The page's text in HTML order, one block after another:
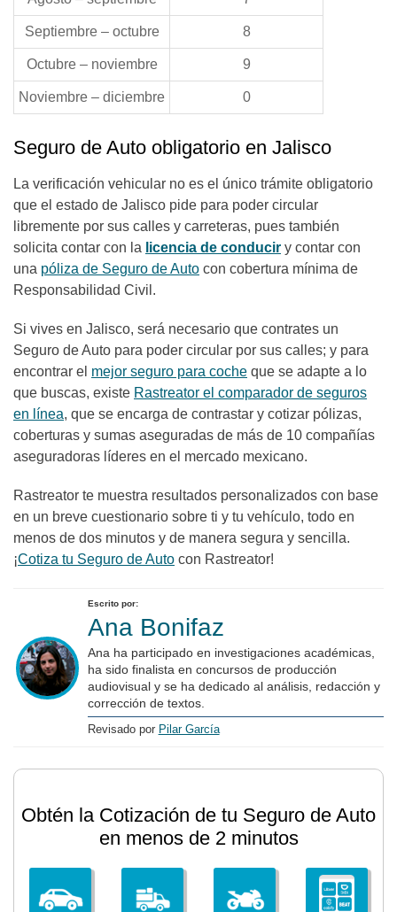
Septiembre – octubre 8
Octubre – noviembre 9
Noviembre – diciembre 0
Seguro de Auto obligatorio en Jalisco
La verificación vehicular no es el único trámite obligatorio
que el estado de Jalisco pide para poder circular
libremente por sus calles y carreteras, pues también
solicita contar con la licencia de conducir y contar con
una póliza de Seguro de Auto con cobertura mínima de
Responsabilidad Civil.
Si vives en Jalisco, será necesario que contrates un
Seguro de Auto para poder circular por sus calles; y para
encontrar el mejor seguro para coche que se adapte a lo
que buscas, existe Rastreator el comparador de seguros
en línea, que se encarga de contrastar y cotizar pólizas,
coberturas y sumas aseguradas de más de 10 compañías
aseguradoras líderes en el mercado mexicano.
Rastreator te muestra resultados personalizados con base
en un breve cuestionario sobre ti y tu vehículo, todo en
menos de dos minutos y de manera segura y sencilla.
¡Cotiza tu Seguro de Auto con Rastreator!
Escrito por:
Ana Bonifaz
Ana ha participado en investigaciones académicas,
ha sido finalista en concursos de producción
audiovisual y se ha dedicado al análisis, redacción y
corrección de textos.
Revisado por Pilar García
Obtén la Cotización de tu Seguro de Auto
en menos de 2 minutos